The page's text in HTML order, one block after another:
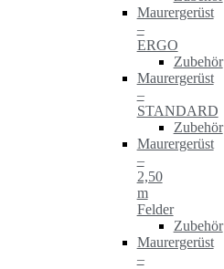
Maurergerüst
–
ERGO
Zubehör
Maurergerüst
–
STANDARD
Zubehör
Maurergerüst
–
2,50
m
Felder
Zubehör
Maurergerüst
–